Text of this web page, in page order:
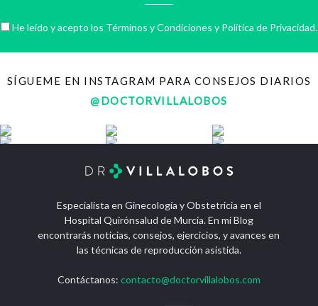
He leído y acepto los Términos y Condiciones y Política de Privacidad.
SÍGUEME EN INSTAGRAM PARA CONSEJOS DIARIOS
@DOCTORVILLALOBOS
Especialista en Ginecología y Obstetricia en el
Hospital Quirónsalud de Murcia. En mi Blog
encontrarás noticias, consejos, ejercicios, y avances en
las técnicas de reproducción asistida.
Contáctanos: contacto@doctorvillalobos.com